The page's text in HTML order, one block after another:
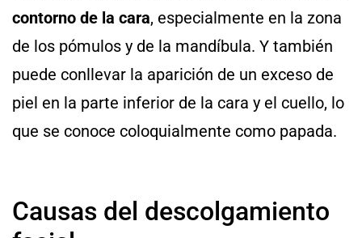
contorno de la cara, especialmente en la zona
de los pómulos y de la mandíbula. Y también
puede conllevar la aparición de un exceso de
piel en la parte inferior de la cara y el cuello, lo
que se conoce coloquialmente como papada.
Causas del descolgamiento